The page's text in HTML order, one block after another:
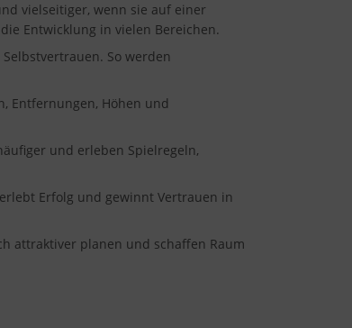
vielseitiger, wenn sie auf einer
Entwicklung in vielen Bereichen.
So werden
Entfernungen, Höhen und
und erleben Spielregeln,
Erfolg und gewinnt Vertrauen in
attraktiver planen und schaffen Raum